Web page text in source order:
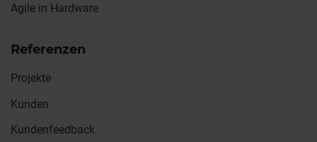
Agile in Hardware
Referenzen
Projekte
Kunden
Kundenfeedback